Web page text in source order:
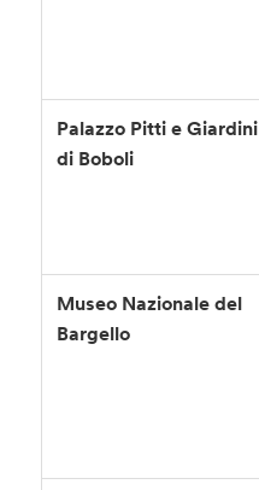
Palazzo Pitti e Giardini
di Boboli
Museo Nazionale del
Bargello